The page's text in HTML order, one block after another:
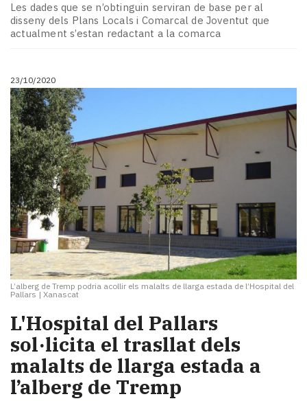
Les dades que se n’obtinguin serviran de base per al
disseny dels Plans Locals i Comarcal de Joventut que
actualment s’estan redactant a la comarca
23/10/2020
L’alberg de Tremp podria acollir els malalts de llarga estada de l’Hospital del
Pallars | Xanascat
L'Hospital del Pallars
sol·licita el trasllat dels
malalts de llarga estada a
l’alberg de Tremp